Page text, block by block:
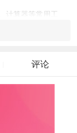
计算器等常用工
评论